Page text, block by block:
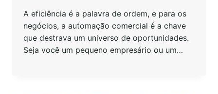
A eficiência é a palavra de ordem, e para os
negócios, a automação comercial é a chave
que destrava um universo de oportunidades.
Seja você um pequeno empresário ou um…